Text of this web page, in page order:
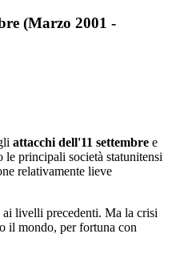
(Marzo 2001 -
attacchi dell'11 settembre e
le principali società statunitensi
relativamente lieve
livelli precedenti. Ma la crisi
il mondo, per fortuna con